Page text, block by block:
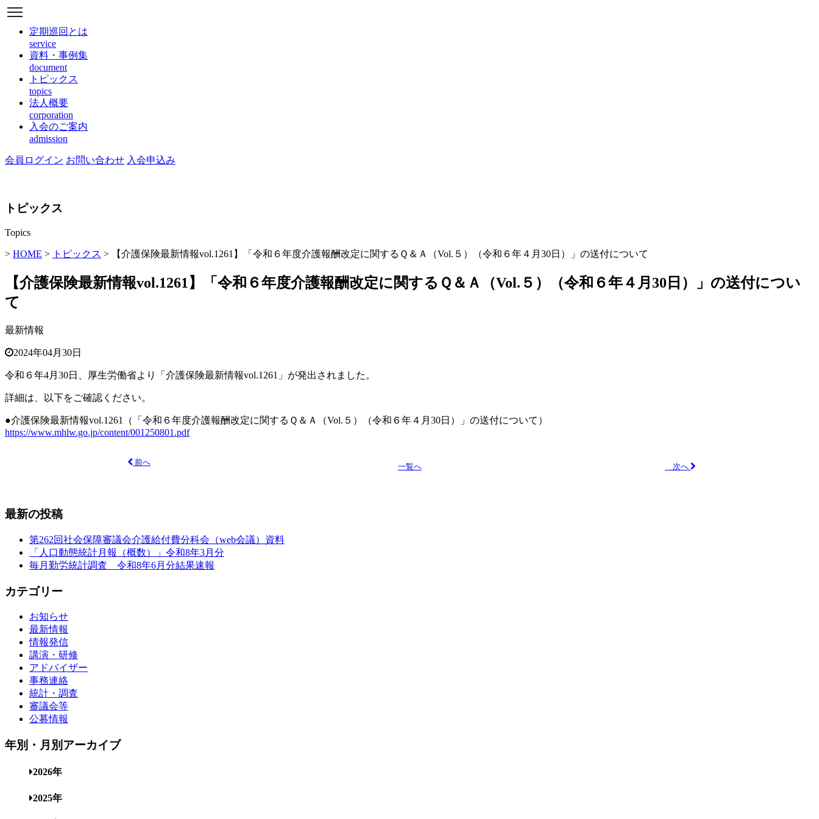
定期巡回とは
service
資料・事例集
document
トピックス
topics
法人概要
corporation
入会のご案内
admission
会員ログイン お問い合わせ 入会申込み
トピックス
Topics
> HOME > トピックス > 【介護保険最新情報vol.1261】「令和６年度介護報酬改定に関するＱ＆Ａ（Vol.５）（令和６年４月30日）」の送付について
【介護保険最新情報vol.1261】「令和６年度介護報酬改定に関するＱ＆Ａ（Vol.５）（令和６年４月30日）」の送付につい
て
最新情報
2024年04月30日
令和６年4月30日、厚生労働省より「介護保険最新情報vol.1261 」が発出されました。
詳細は、以下をご確認ください。
●介護保険最新情報vol.1261（「令和６年度介護報酬改定に関するＱ＆Ａ（Vol.５）（令和６年４月30日）」の送付について）
https://www.mhlw.go.jp/content/001250801.pdf
前へ
一覧へ 次へ
最新の投稿
第262回社会保障審議会介護給付費分科会（web会議）資料
「人口動態統計月報（概数）」令和8年3月分
毎月勤労統計調査 令和8年6月分結果速報
カテゴリー
お知らせ
最新情報
情報発信
講演・研修
アドバイザー
事務連絡
統計・調査
審議会等
公募情報
年別・月別アーカイブ
2026年
2025年